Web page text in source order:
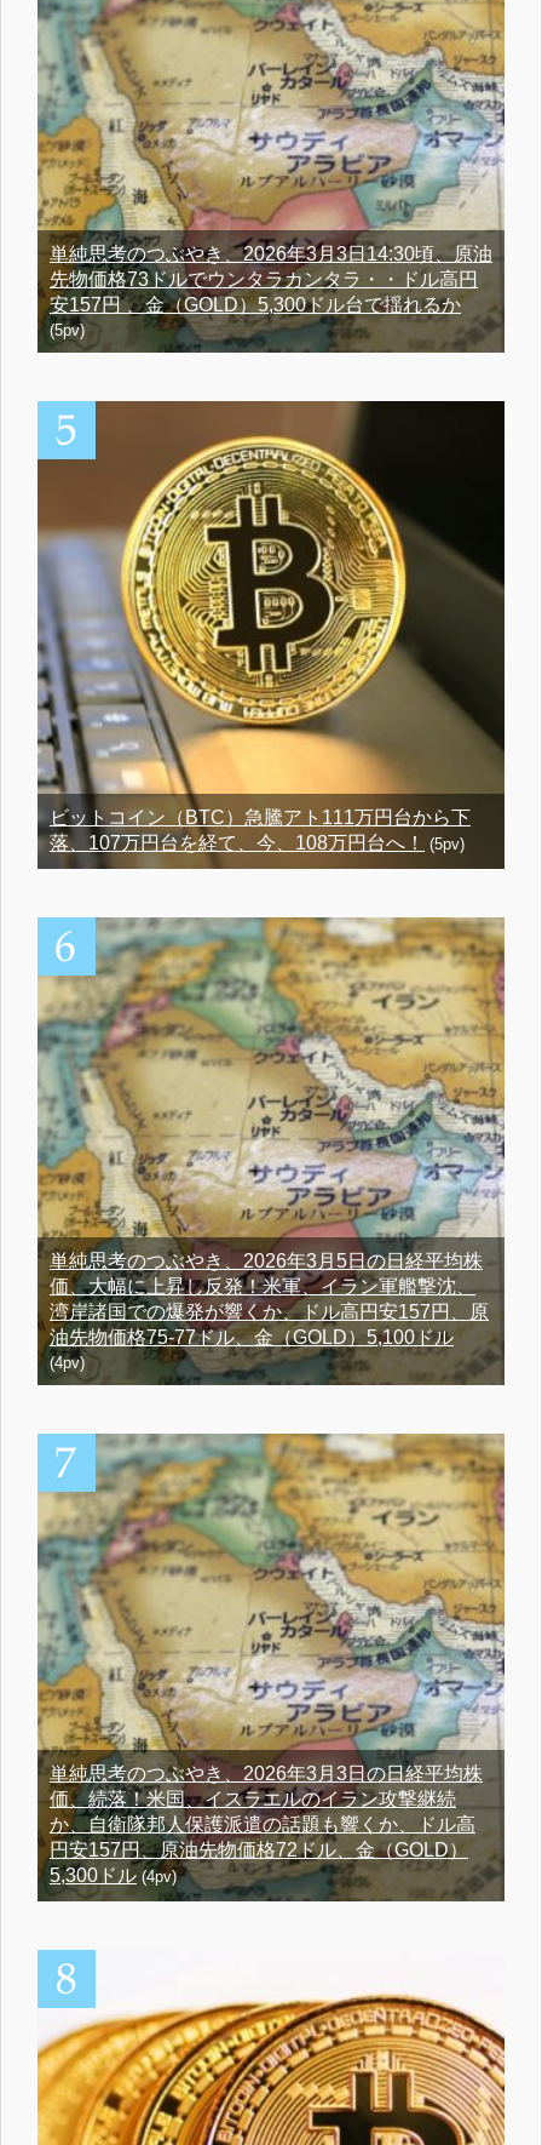
単純思考のつぶやき、2026年3月3日14:30頃、原油
先物価格73ドルでウンタラカンタラ・・ドル高円
安157円 、金（GOLD）5,300ドル台で揺れるか
(5pv)
ビットコイン（BTC）急騰アト111万円台から下
落、107万円台を経て、今、108万円台へ！
(5pv)
単純思考のつぶやき、2026年3月5日の日経平均株
価、大幅に上昇し反発！米軍、イラン軍艦撃沈、
湾岸諸国での爆発が響くか、ドル高円安157円、原
油先物価格75-77ドル、金（GOLD）5,100ドル
(4pv)
単純思考のつぶやき、2026年3月3日の日経平均株
価、続落！米国、イスラエルのイラン攻撃継続
か、自衛隊邦人保護派遣の話題も響くか、ドル高
円安157円、原油先物価格72ドル、金（GOLD）
5,300ドル (4pv)